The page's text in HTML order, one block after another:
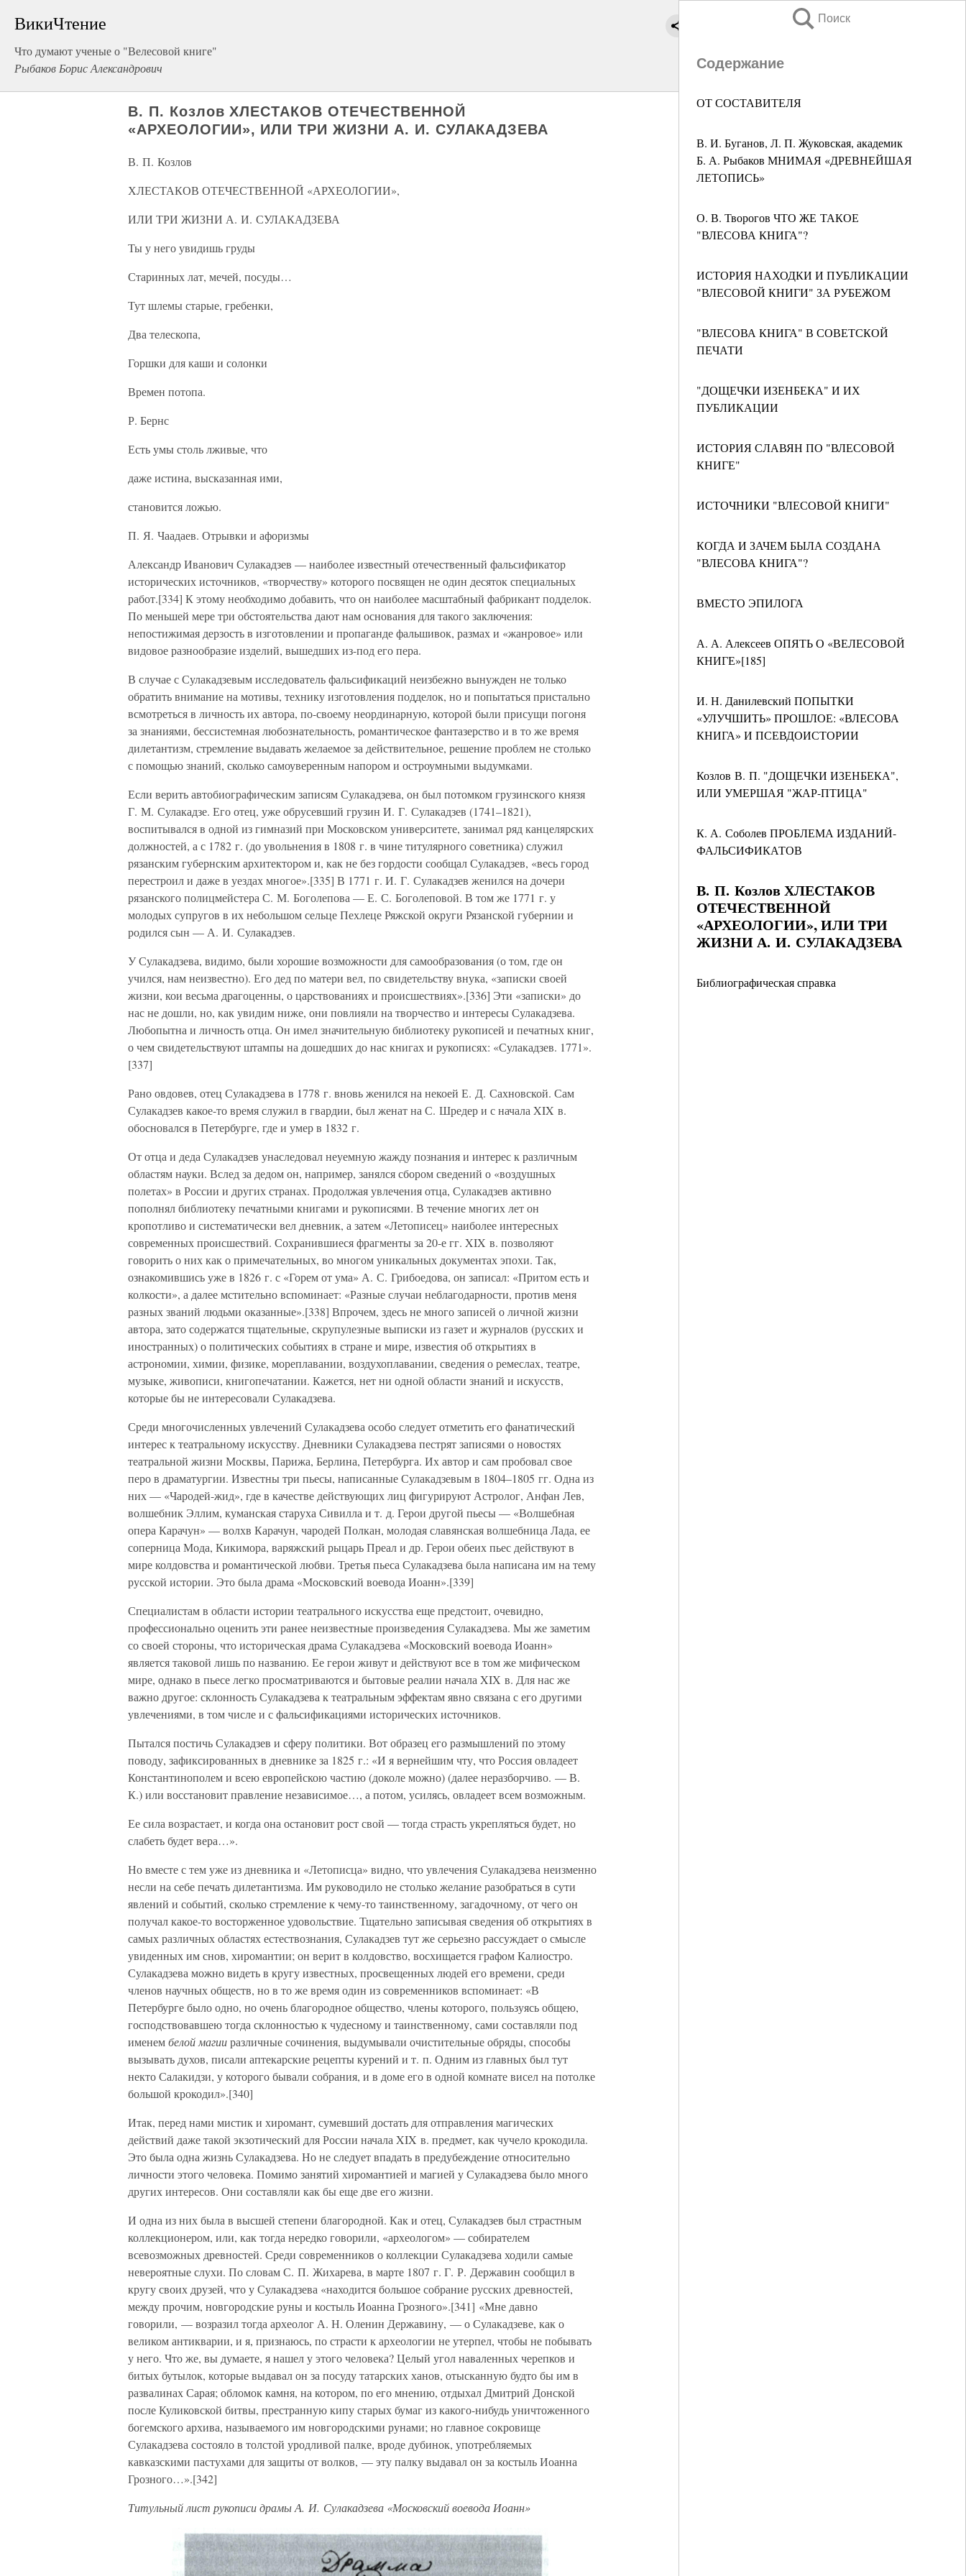
ВикиЧтение
Что думают ученые о "Велесовой книге"
Рыбаков Борис Александрович
Поиск
Содержание
ОТ СОСТАВИТЕЛЯ
В. И. Буганов, Л. П. Жуковская, академик
Б. А. Рыбаков МНИМАЯ «ДРЕВНЕЙШАЯ
ЛЕТОПИСЬ»
О. В. Творогов ЧТО ЖЕ ТАКОЕ
"ВЛЕСОВА КНИГА"?
ИСТОРИЯ НАХОДКИ И ПУБЛИКАЦИИ
"ВЛЕСОВОЙ КНИГИ" ЗА РУБЕЖОМ
"ВЛЕСОВА КНИГА" В СОВЕТСКОЙ
ПЕЧАТИ
"ДОЩЕЧКИ ИЗЕНБЕКА" И ИХ
ПУБЛИКАЦИИ
ИСТОРИЯ СЛАВЯН ПО "ВЛЕСОВОЙ
КНИГЕ"
ИСТОЧНИКИ "ВЛЕСОВОЙ КНИГИ"
КОГДА И ЗАЧЕМ БЫЛА СОЗДАНА
"ВЛЕСОВА КНИГА"?
ВМЕСТО ЭПИЛОГА
А. А. Алексеев ОПЯТЬ О «ВЕЛЕСОВОЙ
КНИГЕ»[185]
И. Н. Данилевский ПОПЫТКИ
«УЛУЧШИТЬ» ПРОШЛОЕ: «ВЛЕСОВА
КНИГА» И ПСЕВДОИСТОРИИ
Козлов В. П. "ДОЩЕЧКИ ИЗЕНБЕКА",
ИЛИ УМЕРШАЯ "ЖАР-ПТИЦА"
К. А. Соболев ПРОБЛЕМА ИЗДАНИЙ-
ФАЛЬСИФИКАТОВ
В. П. Козлов ХЛЕСТАКОВ
ОТЕЧЕСТВЕННОЙ
«АРХЕОЛОГИИ», ИЛИ ТРИ
ЖИЗНИ А. И. СУЛАКАДЗЕВА
Библиографическая справка
В. П. Козлов ХЛЕСТАКОВ ОТЕЧЕСТВЕННОЙ
«АРХЕОЛОГИИ», ИЛИ ТРИ ЖИЗНИ А. И. СУЛАКАДЗЕВА
В. П. Козлов
ХЛЕСТАКОВ ОТЕЧЕСТВЕННОЙ «АРХЕОЛОГИИ»,
ИЛИ ТРИ ЖИЗНИ А. И. СУЛАКАДЗЕВА
Ты у него увидишь груды
Старинных лат, мечей, посуды…
Тут шлемы старые, гребенки,
Два телескопа,
Горшки для каши и солонки
Времен потопа.
Р. Бернс
Есть умы столь лживые, что
даже истина, высказанная ими,
становится ложью.
П. Я. Чаадаев. Отрывки и афоризмы
Александр Иванович Сулакадзев — наиболее известный отечественный фальсификатор
исторических источников, «творчеству» которого посвящен не один десяток специальных
работ.[334] К этому необходимо добавить, что он наиболее масштабный фабрикант подделок.
По меньшей мере три обстоятельства дают нам основания для такого заключения:
непостижимая дерзость в изготовлении и пропаганде фальшивок, размах и «жанровое» или
видовое разнообразие изделий, вышедших из-под его пера.
В случае с Сулакадзевым исследователь фальсификаций неизбежно вынужден не только
обратить внимание на мотивы, технику изготовления подделок, но и попытаться пристально
всмотреться в личность их автора, по-своему неординарную, которой были присущи погоня
за знаниями, бессистемная любознательность, романтическое фантазерство и в то же время
дилетантизм, стремление выдавать желаемое за действительное, решение проблем не столько
с помощью знаний, сколько самоуверенным напором и остроумными выдумками.
Если верить автобиографическим записям Сулакадзева, он был потомком грузинского князя
Г. М. Сулакадзе. Его отец, уже обрусевший грузин И. Г. Сулакадзев (1741–1821),
воспитывался в одной из гимназий при Московском университете, занимал ряд канцелярских
должностей, а с 1782 г. (до увольнения в 1808 г. в чине титулярного советника) служил
рязанским губернским архитектором и, как не без гордости сообщал Сулакадзев, «весь город
перестроил и даже в уездах многое».[335] В 1771 г. И. Г. Сулакадзев женился на дочери
рязанского полицмейстера С. М. Боголепова — Е. С. Боголеповой. В том же 1771 г. у
молодых супругов в их небольшом сельце Пехлеце Ряжской округи Рязанской губернии и
родился сын — А. И. Сулакадзев.
У Сулакадзева, видимо, были хорошие возможности для самообразования (о том, где он
учился, нам неизвестно). Его дед по матери вел, по свидетельству внука, «записки своей
жизни, кои весьма драгоценны, о царствованиях и происшествиях».[336] Эти «записки» до
нас не дошли, но, как увидим ниже, они повлияли на творчество и интересы Сулакадзева.
Любопытна и личность отца. Он имел значительную библиотеку рукописей и печатных книг,
о чем свидетельствуют штампы на дошедших до нас книгах и рукописях: «Сулакадзев. 1771».
[337]
Рано овдовев, отец Сулакадзева в 1778 г. вновь женился на некоей Е. Д. Сахновской. Сам
Сулакадзев какое-то время служил в гвардии, был женат на С. Шредер и с начала XIX в.
обосновался в Петербурге, где и умер в 1832 г.
От отца и деда Сулакадзев унаследовал неуемную жажду познания и интерес к различным
областям науки. Вслед за дедом он, например, занялся сбором сведений о «воздушных
полетах» в России и других странах. Продолжая увлечения отца, Сулакадзев активно
пополнял библиотеку печатными книгами и рукописями. В течение многих лет он
кропотливо и систематически вел дневник, а затем «Летописец» наиболее интересных
современных происшествий. Сохранившиеся фрагменты за 20-е гг. XIX в. позволяют
говорить о них как о примечательных, во многом уникальных документах эпохи. Так,
ознакомившись уже в 1826 г. с «Горем от ума» А. С. Грибоедова, он записал: «Притом есть и
колкости», а далее мстительно вспоминает: «Разные случаи неблагодарности, против меня
разных званий людьми оказанные».[338] Впрочем, здесь не много записей о личной жизни
автора, зато содержатся тщательные, скрупулезные выписки из газет и журналов (русских и
иностранных) о политических событиях в стране и мире, известия об открытиях в
астрономии, химии, физике, мореплавании, воздухоплавании, сведения о ремеслах, театре,
музыке, живописи, книгопечатании. Кажется, нет ни одной области знаний и искусств,
которые бы не интересовали Сулакадзева.
Среди многочисленных увлечений Сулакадзева особо следует отметить его фанатический
интерес к театральному искусству. Дневники Сулакадзева пестрят записями о новостях
театральной жизни Москвы, Парижа, Берлина, Петербурга. Их автор и сам пробовал свое
перо в драматургии. Известны три пьесы, написанные Сулакадзевым в 1804–1805 гг. Одна из
них — «Чародей-жид», где в качестве действующих лиц фигурируют Астролог, Анфан Лев,
волшебник Эллим, куманская старуха Сивилла и т. д. Герои другой пьесы — «Волшебная
опера Карачун» — волхв Карачун, чародей Полкан, молодая славянская волшебница Лада, ее
соперница Мода, Кикимора, варяжский рыцарь Преал и др. Герои обеих пьес действуют в
мире колдовства и романтической любви. Третья пьеса Сулакадзева была написана им на тему
русской истории. Это была драма «Московский воевода Иоанн».[339]
Специалистам в области истории театрального искусства еще предстоит, очевидно,
профессионально оценить эти ранее неизвестные произведения Сулакадзева. Мы же заметим
со своей стороны, что историческая драма Сулакадзева «Московский воевода Иоанн»
является таковой лишь по названию. Ее герои живут и действуют все в том же мифическом
мире, однако в пьесе легко просматриваются и бытовые реалии начала XIX в. Для нас же
важно другое: склонность Сулакадзева к театральным эффектам явно связана с его другими
увлечениями, в том числе и с фальсификациями исторических источников.
Пытался постичь Сулакадзев и сферу политики. Вот образец его размышлений по этому
поводу, зафиксированных в дневнике за 1825 г.: «И я вернейшим чту, что Россия овладеет
Константинополем и всею европейскою частию (доколе можно) (далее неразборчиво. — В.
К.) или восстановит правление независимое…, а потом, усилясь, овладеет всем возможным.
Ее сила возрастает, и когда она остановит рост свой — тогда страсть укрепляться будет, но
слабеть будет вера…».
Но вместе с тем уже из дневника и «Летописца» видно, что увлечения Сулакадзева неизменно
несли на себе печать дилетантизма. Им руководило не столько желание разобраться в сути
явлений и событий, сколько стремление к чему-то таинственному, загадочному, от чего он
получал какое-то восторженное удовольствие. Тщательно записывая сведения об открытиях в
самых различных областях естествознания, Сулакадзев тут же серьезно рассуждает о смысле
увиденных им снов, хиромантии; он верит в колдовство, восхищается графом Калиостро.
Сулакадзева можно видеть в кругу известных, просвещенных людей его времени, среди
членов научных обществ, но в то же время один из современников вспоминает: «В
Петербурге было одно, но очень благородное общество, члены которого, пользуясь общею,
господствовавшею тогда склонностью к чудесному и таинственному, сами составляли под
именембелой магииразличные сочинения, выдумывали очистительные обряды, способы
вызывать духов, писали аптекарские рецепты курений и т. п. Одним из главных был тут
некто Салакидзи, у которого бывали собрания, и в доме его в одной комнате висел на потолке
большой крокодил».[340]
Итак, перед нами мистик и хиромант, сумевший достать для отправления магических
действий даже такой экзотический для России начала XIX в. предмет, как чучело крокодила.
Это была одна жизнь Сулакадзева. Но не следует впадать в предубеждение относительно
личности этого человека. Помимо занятий хиромантией и магией у Сулакадзева было много
других интересов. Они составляли как бы еще две его жизни.
И одна из них была в высшей степени благородной. Как и отец, Сулакадзев был страстным
коллекционером, или, как тогда нередко говорили, «археологом» — собирателем
всевозможных древностей. Среди современников о коллекции Сулакадзева ходили самые
невероятные слухи. По словам С. П. Жихарева, в марте 1807 г. Г. Р. Державин сообщил в
кругу своих друзей, что у Сулакадзева «находится большое собрание русских древностей,
между прочим, новгородские руны и костыль Иоанна Грозного».[341] «Мне давно
говорили, — возразил тогда археолог А. Н. Оленин Державину, — о Сулакадзеве, как о
великом антикварии, и я, признаюсь, по страсти к археологии не утерпел, чтобы не побывать
у него. Что же, вы думаете, я нашел у этого человека? Целый угол наваленных черепков и
битых бутылок, которые выдавал он за посуду татарских ханов, отысканную будто бы им в
развалинах Сарая; обломок камня, на котором, по его мнению, отдыхал Дмитрий Донской
после Куликовской битвы, престранную кипу старых бумаг из какого-нибудь уничтоженного
богемского архива, называемого им новгородскими рунами; но главное сокровище
Сулакадзева состояло в толстой уродливой палке, вроде дубинок, употребляемых
кавказскими пастухами для защиты от волков, — эту палку выдавал он за костыль Иоанна
Грозного…».[342]
Титульный лист рукописи драмы А. И. Сулакадзева «Московский воевода Иоанн»